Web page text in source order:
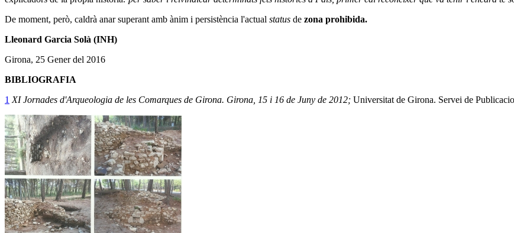
De moment, però, caldrà anar superant amb ànim i persistència l'actual status de zona prohibida.
Lleonard Garcia Solà (INH)
Girona, 25 Gener del 2016
BIBLIOGRAFIA
1 XI Jornades d'Arqueologia de les Comarques de Girona. Girona, 15 i 16 de Juny de 2012; Universitat de Girona. Servei de